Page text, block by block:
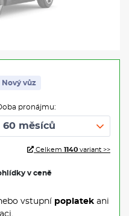
Nový vůz
pronájmu:
Celkem 1140 variant >>
v ceně
vstupní poplatekani